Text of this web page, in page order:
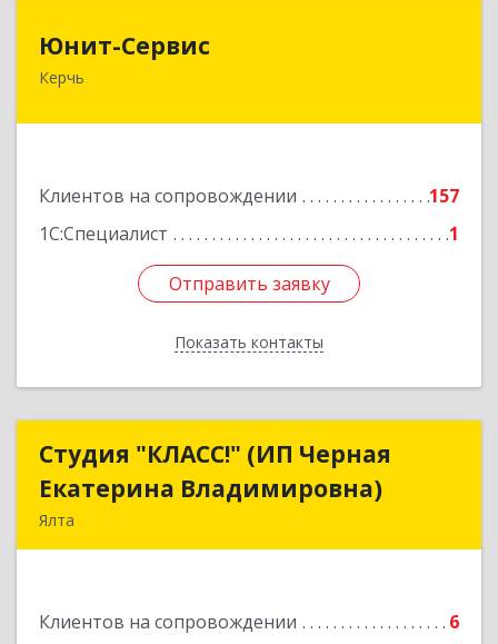
Юнит-Сервис
Керчь
Клиентов на сопровождении
157
1С:Специалист
1
Отправить заявку
Показать контакты
298300, Крым Респ, Керчь г, Кооперативный
Отправить заявку
Назад
Студия "КЛАСС!" (ИП Черная
Екатерина Владимировна)
Ялта
Клиентов на сопровождении 6
Студия "КЛАСС!" (ИП Черная
Екатерина Владимировна)